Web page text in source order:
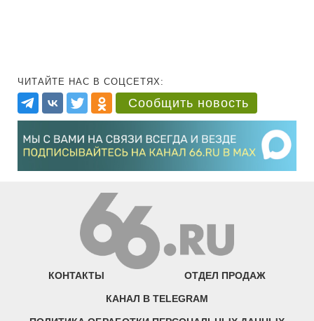
ЧИТАЙТЕ НАС В СОЦСЕТЯХ:
Сообщить новость
КОНТАКТЫ ОТДЕЛ ПРОДАЖ
КАНАЛ В TELEGRAM